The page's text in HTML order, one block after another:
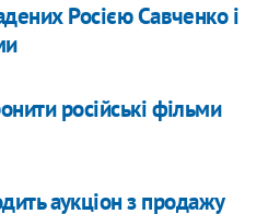
Росією Савченко і
російські фільми
аукціон з продажу